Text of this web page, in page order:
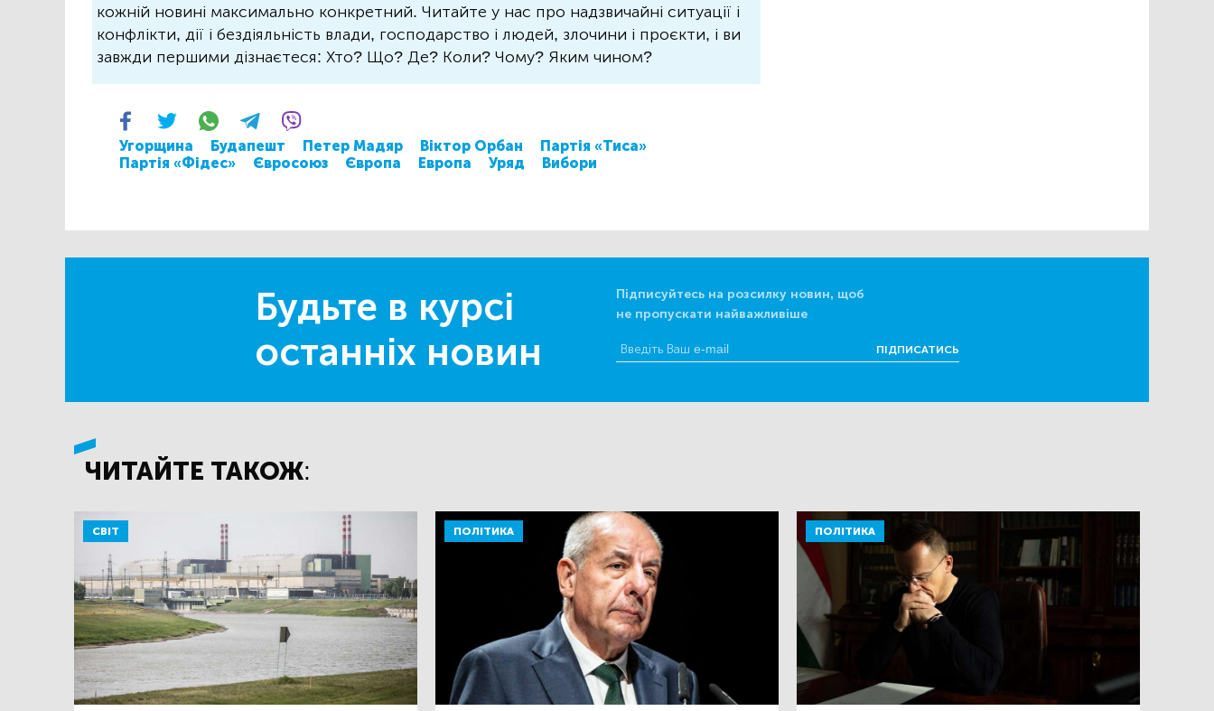
кожній новині максимально конкретний. Читайте у нас про надзвичайні ситуації і
конфлікти, дії і бездіяльність влади, господарство і людей, злочини і проєкти, і ви
завжди першими дізнаєтеся: Хто? Що? Де? Коли? Чому? Яким чином?
Угорщина Будапешт Петер Мадяр Віктор Орбан
Партія «Тиса»
Партія «Фідес»
Євросоюз Європа Европа Уряд Вибори
Будьте в курсі
останніх новин
Підписуйтесь на розсилку новин, щоб
не пропускати найважливіше
ПІДПИСАТИСЬ
ЧИТАЙТЕ ТАКОЖ:
СВІТ ПОЛІТИКА ПОЛІТИКА